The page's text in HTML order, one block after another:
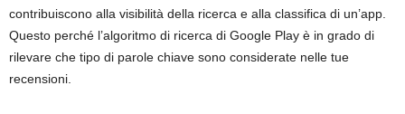
contribuiscono alla visibilità della ricerca e alla classifica di un’app.
Questo perché l’algoritmo di ricerca di Google Play è in grado di
rilevare che tipo di parole chiave sono considerate nelle tue
recensioni.